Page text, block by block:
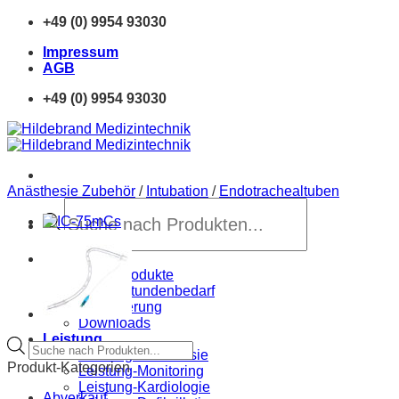
Zum
springen
+49 (0) 9954 93030
Impressum
AGB
+49 (0) 9954 93030
search
Neue Produkte
Sprechstundenbedarf
Finanzierung
Downloads
Leistung
Leistung-Anästhesie
Leistung-Monitoring
Leistung-Kardiologie
Anästhesie Zubehör / Intubation / Endotrachealtuben
Products
search
Produkt-Kategorien